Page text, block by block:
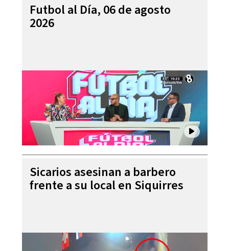
Futbol al Día, 06 de agosto
2026
Sicarios asesinan a barbero
frente a su local en Siquirres